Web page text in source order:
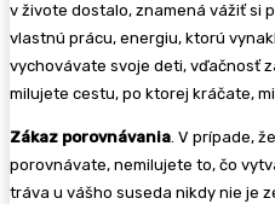
v živote dostalo, znamená vážiť si
vlastnú prácu, energiu, ktorú
vychovávate svoje deti, vďačnosť
milujete cestu, po ktorej kráčate,
Zákaz porovnávania. V prípade,
porovnávate, nemilujete to, čo
tráva u vášho suseda nikdy nie je